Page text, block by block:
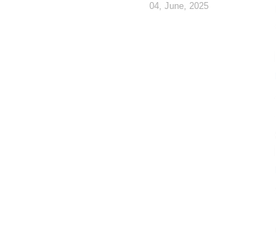
04, June, 2025